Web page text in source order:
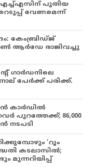
പുതിയ
വേണമെന്ന്
കേംബ്രിഡ്ജ്
ആർഡേ രാജിവച്ചു
ഗാർഡനിലെ
പേർക്ക് പരിക്ക്.
കാർഡിൽ
പുറത്തേക്ക്; 86,000
നടപടി
‘റൂം
കടലാസിൽ;
മുന്നറിയിപ്പ്